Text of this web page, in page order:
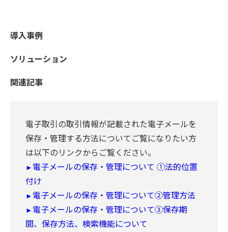
導入事例
ソリューション
関連記事
電子取引の取引情報が記載された電子メールを
保存・管理する方法についてご覧になりたい方
は以下のリンクからご覧ください。
►電子メールの保存・管理について ①法的位置
付け
►電子メールの保存・管理について②管理方法
►電子メールの保存・管理について③保存期
間、保存方法、検索機能について